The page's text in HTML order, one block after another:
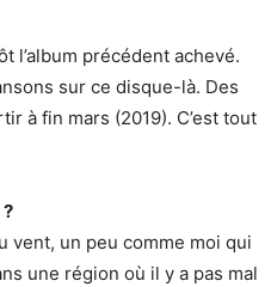
l’album précédent achevé.
sur ce disque-là. Des
à fin mars (2019). C’est tout
vent, un peu comme moi qui
une région où il y a pas mal